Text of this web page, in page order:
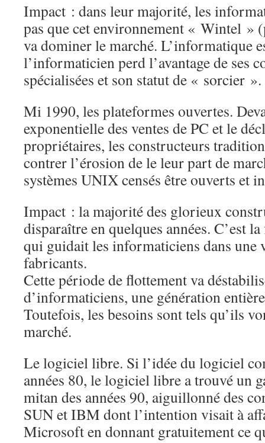
Impact : dans leur majorité, les
pas que cet environnement « Wintel »
va dominer le marché. L’informatique
l’informaticien perd l’avantage de ses
spécialisées et son statut de « sorcier ».
Mi 1990, les plateformes ouvertes.
exponentielle des ventes de PC et le
propriétaires, les constructeurs
contrer l’érosion de le leur part de
systèmes UNIX censés être ouverts et
Impact : la majorité des glorieux
disparaître en quelques années. C’est
qui guidait les informaticiens dans une
fabricants.
Cette période de flottement va
d’informaticiens, une génération
Toutefois, les besoins sont tels qu’ils
marché.
Le logiciel libre. Si l’idée du logiciel
années 80, le logiciel libre a trouvé un
mitan des années 90, aiguillonné des
SUN et IBM dont l’intention visait à
Microsoft en donnant gratuitement ce